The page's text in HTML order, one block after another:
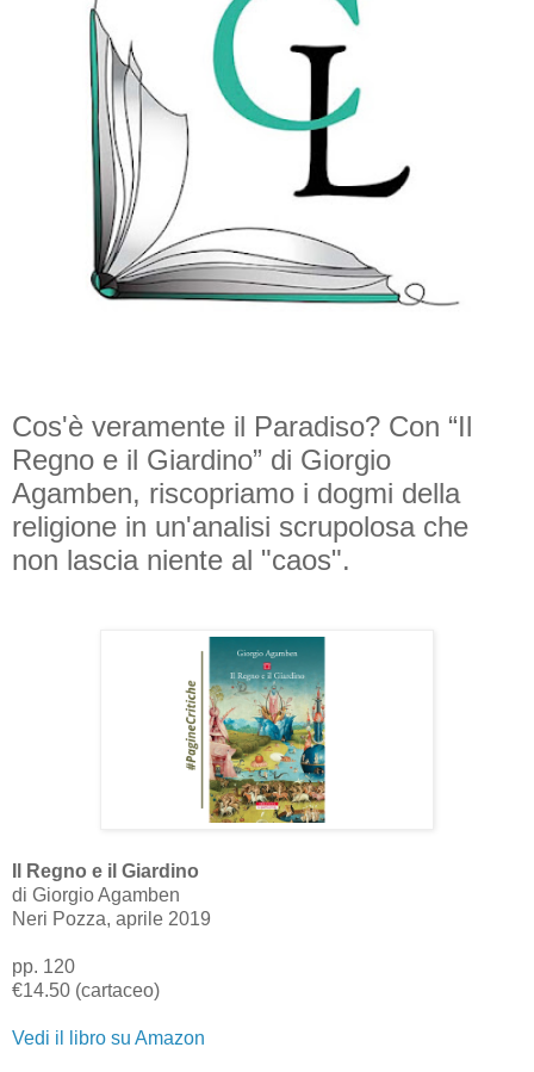
Cos'è veramente il Paradiso? Con “Il
Regno e il Giardino” di Giorgio
Agamben, riscopriamo i dogmi della
religione in un'analisi scrupolosa che
non lascia niente al "caos".
Il Regno e il Giardino
di Giorgio Agamben
Neri Pozza, aprile 2019
pp. 120
€14.50 (cartaceo)
Vedi il libro su Amazon